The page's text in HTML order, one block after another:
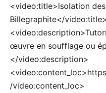
<video:title>Isolation
Billegraphite</video:title>
œuvre en soufflage ou
</video:description>
/video:content_loc>